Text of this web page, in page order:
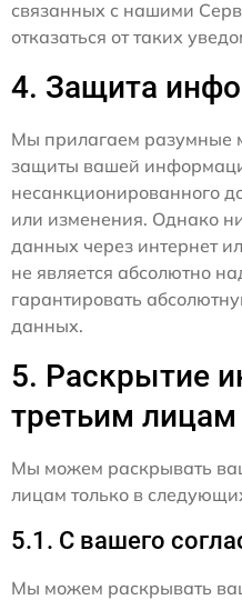
связанных с нашими
отказаться от таких
4. Защита
Мы прилагаем разумные
защиты вашей
несанкционированного
или изменения. Однако
данных через интернет
не является абсолютно
гарантировать
данных.
5. Раскрытие
третьим лицам
Мы можем раскрывать
лицам только в
5.1. С вашего
Мы можем раскрывать